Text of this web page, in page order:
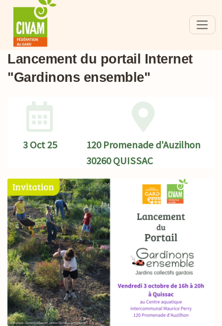
Lancement du portail Internet
"Gardinons ensemble"
3 Oct 25
120 Promenade d'Auzilhon
30260 QUISSAC